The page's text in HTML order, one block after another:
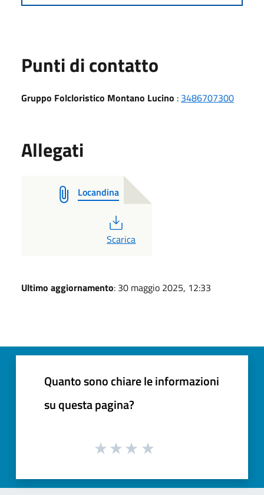
Punti di contatto
Gruppo Folcloristico Montano Lucino : 3486707300
Allegati
Locandina
PDF
Scarica
Ultimo aggiornamento: 30 maggio 2025, 12:33
Quanto sono chiare le informazioni
su questa pagina?